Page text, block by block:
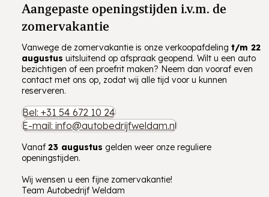
Aangepaste openingstijden i.v.m. de
zomervakantie
Vanwege de zomervakantie is onze verkoopafdeling t/m 22
augustus uitsluitend op afspraak geopend. Wilt u een auto
bezichtigen of een proefrit maken? Neem dan vooraf even
contact met ons op, zodat wij alle tijd voor u kunnen
reserveren.
Bel: +31 54 672 10 24
E-mail: info@autobedrijfweldam.nl
Vanaf 23 augustus gelden weer onze reguliere
openingstijden.
Wij wensen u een fijne zomervakantie!
Team Autobedrijf Weldam